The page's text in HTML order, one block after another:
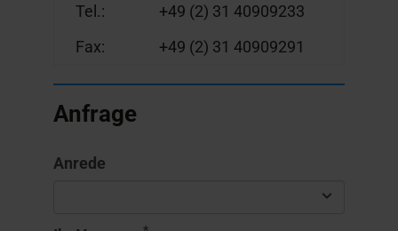
Tel.:
+49 (2) 31 40909233
Fax:
+49 (2) 31 40909291
Anfrage
Anrede